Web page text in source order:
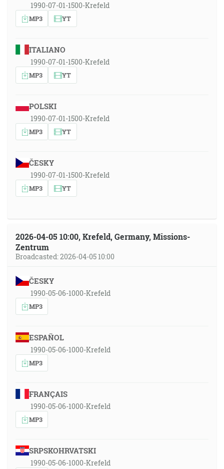
1990-07-01-1500-Krefeld
MP3 YT
ITALIANO
1990-07-01-1500-Krefeld
MP3 YT
POLSKI
1990-07-01-1500-Krefeld
MP3 YT
ČESKY
1990-07-01-1500-Krefeld
MP3 YT
2026-04-05 10:00, Krefeld, Germany, Missions-
Zentrum
Broadcasted: 2026-04-05 10:00
ČESKY
1990-05-06-1000-Krefeld
MP3
ESPAÑOL
1990-05-06-1000-Krefeld
MP3
FRANÇAIS
1990-05-06-1000-Krefeld
MP3
SRPSKOHRVATSKI
1990-05-06-1000-Krefeld